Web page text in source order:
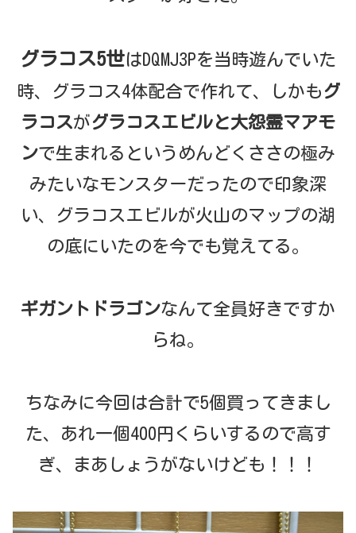
グラコス5世はDQMJ3Pを当時遊んでいた
時、グラコス4体配合で作れて、しかも グ
ラコスがグラコスエビルと大怨霊マアモ
ンで生まれるというめんどくささの極み
みたいなモンスターだったので印象深
い、グラコスエビルが火山のマップの湖
の底にいたのを今でも覚えてる。
ギガントドラゴンなんて全員好きですか
らね。
ちなみに今回は合計で5個買ってきまし
た、あれ一個400円くらいするので高す
ぎ、まあしょうがないけども！！！